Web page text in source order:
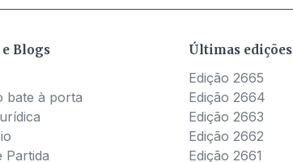
Blogs
bate à porta
Partida
Últimas edições
Edição 2665
Edição 2664
Edição 2663
Edição 2662
Edição 2661